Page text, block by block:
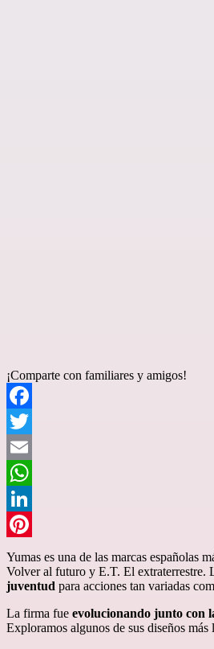
¡Comparte con familiares y amigos!
Facebook
Twitter
Email
WhatsApp
LinkedIn
Pinterest
Yumas es una de las marcas españolas
Volver al futuro y E.T. El extraterrestre.
juventud para acciones tan variadas
La firma fue evolucionando junto con
Exploramos algunos de sus diseños